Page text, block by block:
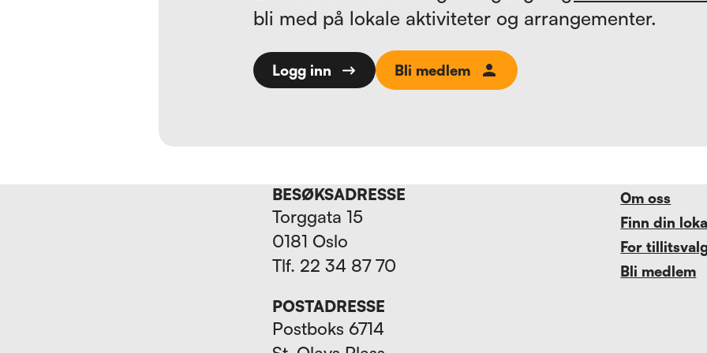
bli med på lokale aktiviteter og arrangementer.
Logg inn Bli medlem
BESØKSADRESSE
Torggata 15
0181 Oslo
Tlf. 22 34 87 70
POSTADRESSE
Postboks 6714
Om oss
Finn din
For
Bli medlem